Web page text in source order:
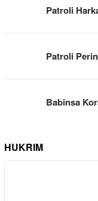
Patroli
Patroli
Babinsa
HUKRIM